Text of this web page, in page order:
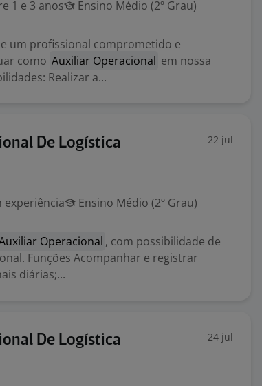
1 e 3 anos
Ensino Médio (2º Grau)
um profissional comprometido e
como Auxiliar Operacional em nossa
Realizar a...
De Logística 22 jul
experiência
Ensino Médio (2º Grau)
Operacional , com possibilidade de
Funções Acompanhar e registrar
diárias;...
De Logística 24 jul